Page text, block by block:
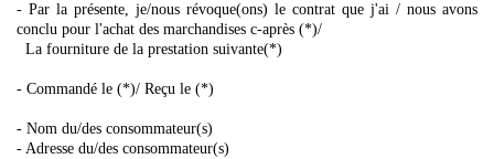
- Par la présente, je/nous révoque(ons) le contrat que j'ai / nous avons
conclu pour l'achat des marchandises c-après (*)/
La fourniture de la prestation suivante(*)
- Commandé le (*)/ Reçu le (*)
- Nom du/des consommateur(s)
- Adresse du/des consommateur(s)